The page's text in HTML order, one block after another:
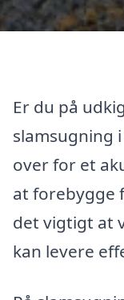
Er du på
slamsugning
over for et
at forebygge
det vigtigt at
kan levere